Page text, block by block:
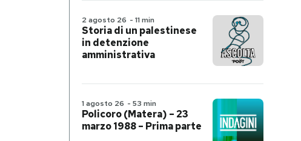
2 agosto 26 - 11 min
Storia di un palestinese
in detenzione
amministrativa
1 agosto 26 - 53 min
Policoro (Matera) – 23
marzo 1988 – Prima parte